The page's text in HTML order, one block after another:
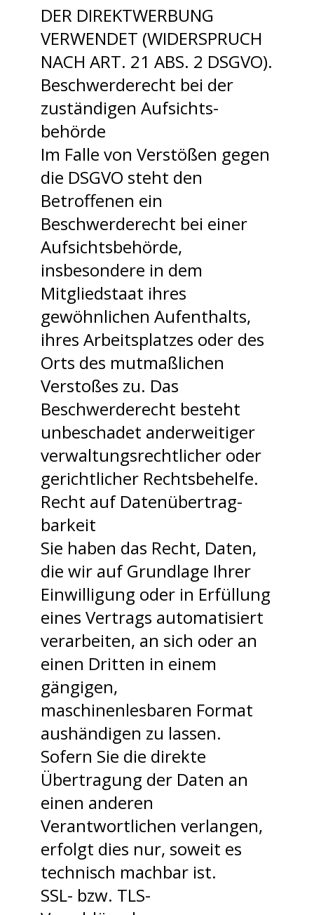
DER DIREKTWERBUNG
VERWENDET (WIDERSPRUCH
NACH ART. 21 ABS. 2 DSGVO).
Beschwerde­recht bei der
zuständigen Aufsichts­
behörde
Im Falle von Verstößen gegen
die DSGVO steht den
Betroffenen ein
Beschwerderecht bei einer
Aufsichtsbehörde,
insbesondere in dem
Mitgliedstaat ihres
gewöhnlichen Aufenthalts,
ihres Arbeitsplatzes oder des
Orts des mutmaßlichen
Verstoßes zu. Das
Beschwerderecht besteht
unbeschadet anderweitiger
verwaltungsrechtlicher oder
gerichtlicher Rechtsbehelfe.
Recht auf Daten­übertrag­
barkeit
Sie haben das Recht, Daten,
die wir auf Grundlage Ihrer
Einwilligung oder in Erfüllung
eines Vertrags automatisiert
verarbeiten, an sich oder an
einen Dritten in einem
gängigen,
maschinenlesbaren Format
aushändigen zu lassen.
Sofern Sie die direkte
Übertragung der Daten an
einen anderen
Verantwortlichen verlangen,
erfolgt dies nur, soweit es
technisch machbar ist.
SSL- bzw. TLS-